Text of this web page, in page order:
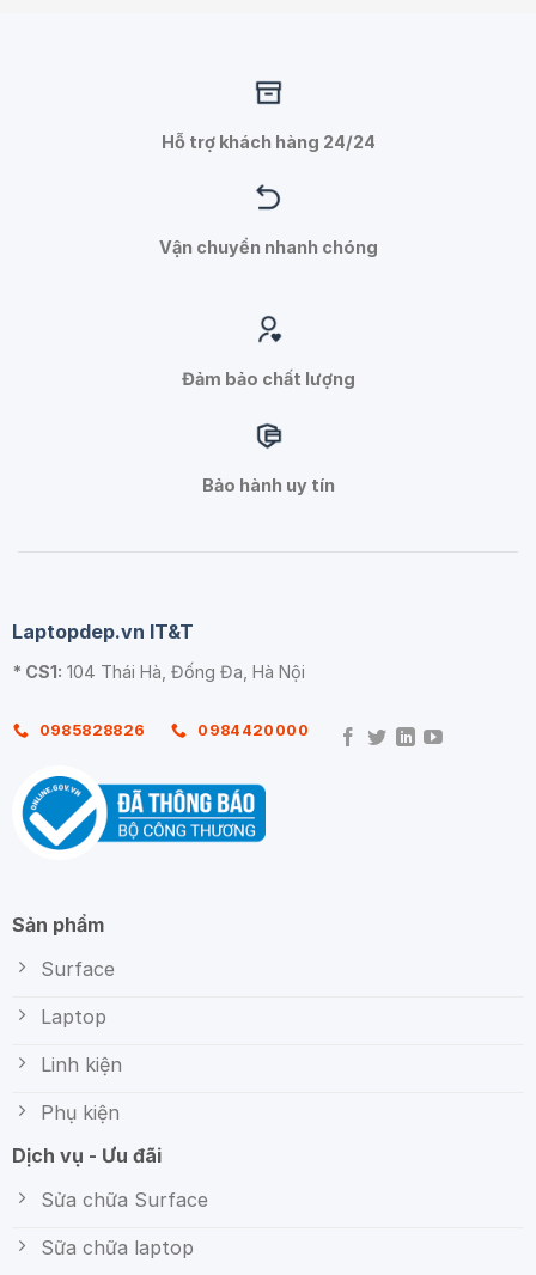
Hỗ trợ khách hàng 24/24
Vận chuyển nhanh chóng
Đảm bảo chất lượng
Bảo hành uy tín
Laptopdep.vn IT&T
* CS1: 104 Thái Hà, Đống Đa, Hà Nội
0985828826 0984420000
Sản phẩm
Surface
Laptop
Linh kiện
Phụ kiện
Dịch vụ - Ưu đãi
Sửa chữa Surface
Sữa chữa laptop